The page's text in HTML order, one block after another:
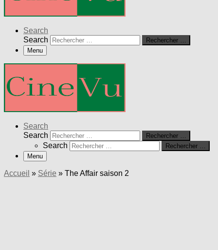
Search
Search
Rechercher …
Menu
Search
Search
Rechercher …
Search
Rechercher …
Menu
Accueil » Série » The Affair saison 2